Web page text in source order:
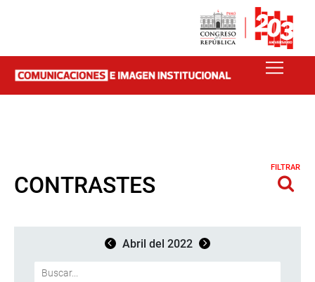
CONTRASTES
FILTRAR
Abril del 2022